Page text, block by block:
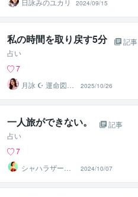
日詠みのユカリ
2024/09/15
私の時間を取り戻す5分
記事
占い
7
月詠 ☪︎ 運命図書
館の司書
2025/10/26
一人旅ができない。
記事
占い
7
シャハラザード
沙織
2024/10/07